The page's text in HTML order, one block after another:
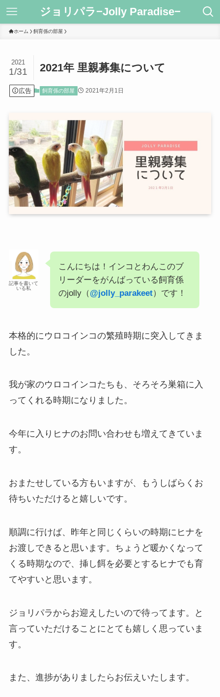
ジョリパラ−Jolly Paradise−
ホーム 飼育係の部屋
2021年 里親募集について
2021
1/31
広告 飼育係の部屋 2021年2月1日
記事を書いて
いる私
こんにちは！インコとわんこのブ
リーダーをがんばっている飼育係
のjolly（@jolly_parakeet）です！
本格的にウロコインコの繁殖時期に突入してきま
した。
我が家のウロコインコたちも、そろそろ巣箱に入
ってくれる時期になりました。
今年に入りヒナのお問い合わせも増えてきていま
す。
おまたせしている方もいますが、もうしばらくお
待ちいただけると嬉しいです。
順調に行けば、昨年と同じくらいの時期にヒナを
お渡しできると思います。ちょうど暖かくなって
くる時期なので、挿し餌を必要とするヒナでも育
てやすいと思います。
ジョリパラからお迎えしたいので待ってます。と
言っていただけることにとても嬉しく思っていま
す。
また、進捗がありましたらお伝えいたします。